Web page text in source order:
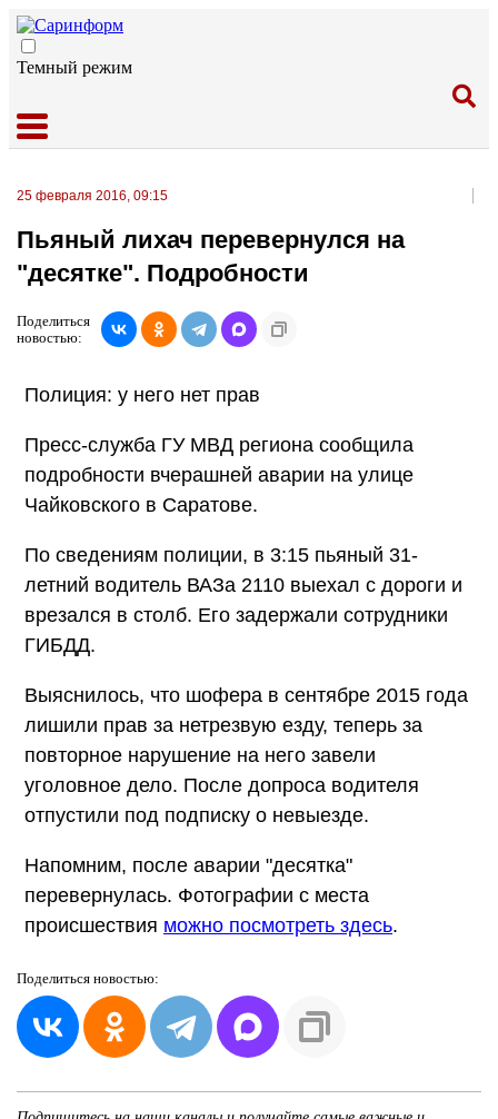
Темный режим
25 февраля 2016, 09:15
Пьяный лихач перевернулся на
"десятке". Подробности
Поделиться
новостью:
Полиция: у него нет прав
Пресс-служба ГУ МВД региона сообщила
подробности вчерашней аварии на улице
Чайковского в Саратове.
По сведениям полиции, в 3:15 пьяный 31-
летний водитель ВАЗа 2110 выехал с дороги и
врезался в столб. Его задержали сотрудники
ГИБДД.
Выяснилось, что шофера в сентябре 2015 года
лишили прав за нетрезвую езду, теперь за
повторное нарушение на него завели
уголовное дело. После допроса водителя
отпустили под подписку о невыезде.
Напомним, после аварии "десятка"
перевернулась. Фотографии с места
происшествия можно посмотреть здесь.
Поделиться новостью: